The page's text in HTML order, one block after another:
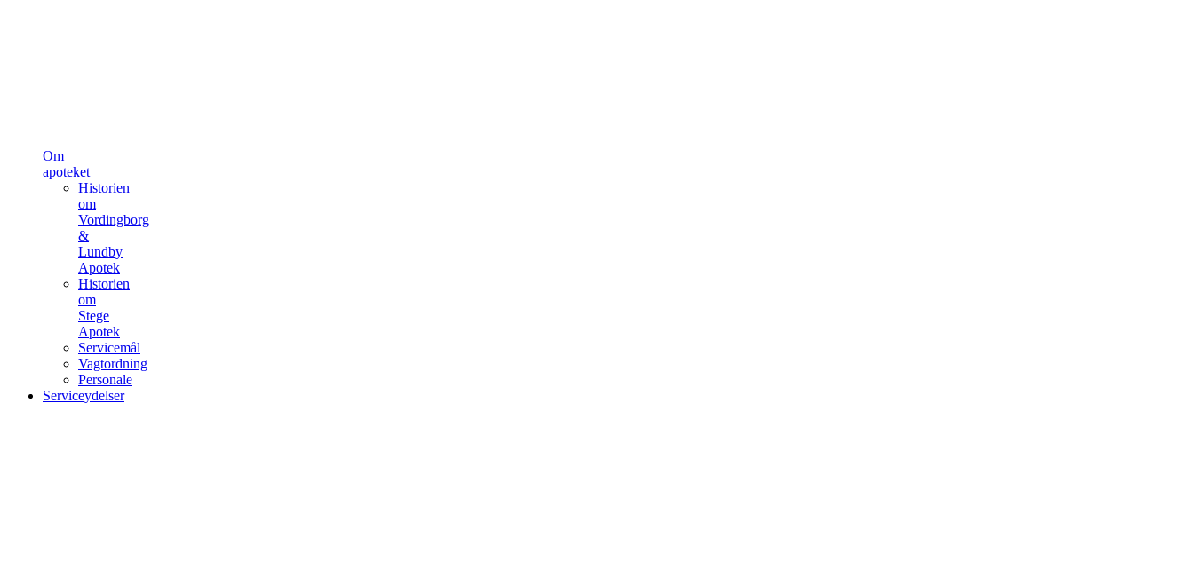
Om
apoteket
Historien
om
Vordingborg
&
Lundby
Apotek
Historien
om
Stege
Apotek
Servicemål
Vagtordning
Personale
Serviceydelser